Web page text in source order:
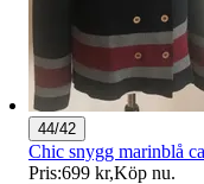
44/42
Chic snygg marinblå
Pris:699 kr,Köp nu.